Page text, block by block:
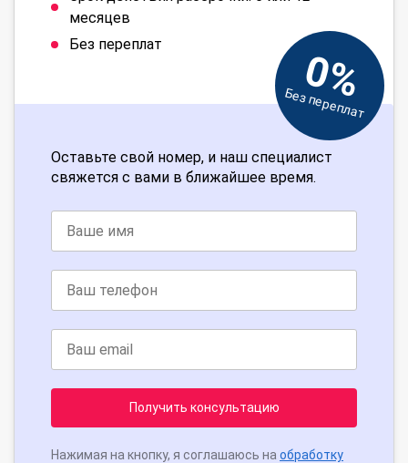
месяцев
Без переплат
0%
Без переплат
Оставьте свой номер, и наш специалист
свяжется с вами в ближайшее время.
Получить консультацию
Нажимая на кнопку, я соглашаюсь на обработку